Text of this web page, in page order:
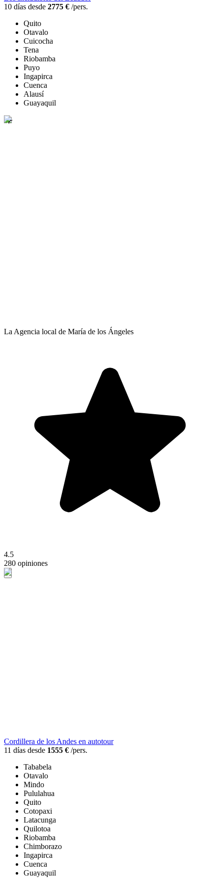
10 días desde 2775 € /pers.
Quito
Otavalo
Cuicocha
Tena
Riobamba
Puyo
Ingapirca
Cuenca
Alausí
Guayaquil
La Agencia local de María de los Ángeles
4.5
280 opiniones
Cordillera de los Andes en autotour
11 días desde 1555 € /pers.
Tababela
Otavalo
Mindo
Pululahua
Quito
Cotopaxi
Latacunga
Quilotoa
Riobamba
Chimborazo
Ingapirca
Cuenca
Guayaquil